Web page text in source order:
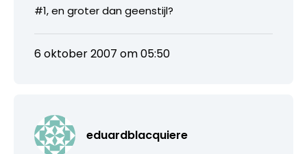
#1, en groter dan geenstijl?
6 oktober 2007 om 05:50
eduardblacquiere